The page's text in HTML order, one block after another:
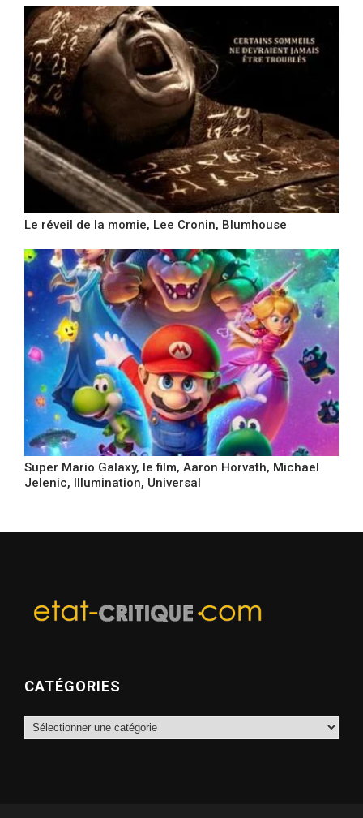
Le réveil de la momie, Lee Cronin, Blumhouse
Super Mario Galaxy, le film, Aaron Horvath, Michael
Jelenic, Illumination, Universal
CATÉGORIES
Catégories